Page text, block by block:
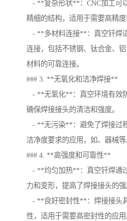
- **复杂形状**：CNC加工可
精细的结构，适用于需要高精度
- **多材料连接**：真空钎焊
连接，包括不锈钢、钛合金、
材料的可靠连接。
### 3. **无氧化和洁净焊接**
- **无氧化**：真空环境有效
确保焊接接头的清洁和强度。
- **无污染**：避免了焊接过
洁净度要求的应用，如、器械等
### 4. **高强度和可靠性**
- **均匀加热**：真空钎焊通
力和变形，提高了焊接接头的强
- **良好密封性**：焊接接头
性，适用于需要高密封性的应用